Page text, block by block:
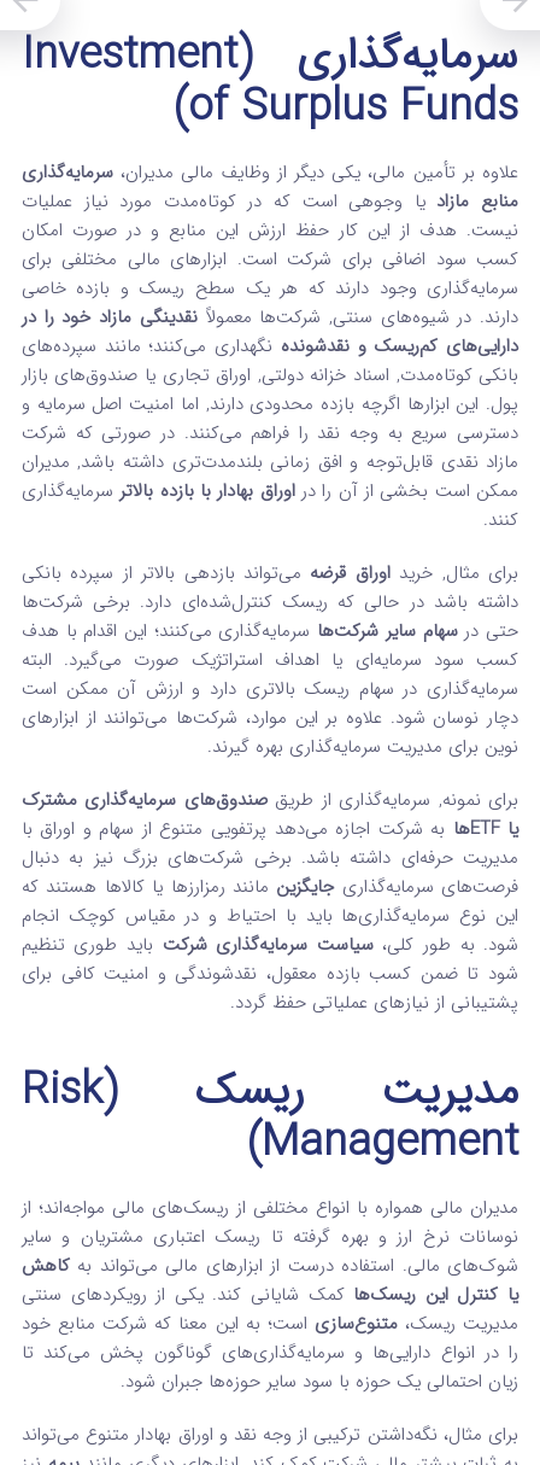
سرمایه‌گذاری (Investment
of Surplus Funds)
علاوه بر تأمین مالی، یکی دیگر از وظایف مالی مدیران،سرمایه‌گذاری
منابع مازاد یا وجوهی است که در کوتاه‌مدت مورد نیاز عملیات
نیست. هدف از این کار حفظ ارزش این منابع و در صورت امکان
کسب سود اضافی برای شرکت است. ابزارهای مالی مختلفی برای
سرمایه‌گذاری وجود دارند که هر یک سطح ریسک و بازده خاصی
دارند. در شیوه‌های سنتی, شرکت‌ها معمولاًنقدینگی مازاد خود را در
دارایی‌های کم‌ریسک و نقدشونده نگهداری می‌کنند؛ مانند سپرده‌های
بانکی کوتاه‌مدت, اسناد خزانه دولتی, اوراق تجاری یا صندوق‌های بازار
پول. این ابزارها اگرچه بازده محدودی دارند, اما امنیت اصل سرمایه و
دسترسی سریع به وجه نقد را فراهم می‌کنند. در صورتی که شرکت
مازاد نقدی قابل‌توجه و افق زمانی بلندمدت‌تری داشته باشد, مدیران
ممکن است بخشی از آن را دراوراق بهادار با بازده بالاترسرمایه‌گذاری
کنند.
برای مثال, خریداوراق قرضه می‌تواند بازدهی بالاتر از سپرده بانکی
داشته باشد در حالی که ریسک کنترل‌شده‌ای دارد. برخی شرکت‌ها
حتی درسهام سایر شرکت‌ها سرمایه‌گذاری می‌کنند؛ این اقدام با هدف
کسب سود سرمایه‌ای یا اهداف استراتژیک صورت می‌گیرد. البته
سرمایه‌گذاری در سهام ریسک بالاتری دارد و ارزش آن ممکن است
دچار نوسان شود. علاوه بر این موارد، شرکت‌ها می‌توانند از ابزارهای
نوین برای مدیریت سرمایه‌گذاری بهره گیرند.
برای نمونه, سرمایه‌گذاری از طریقصندوق‌های سرمایه‌گذاری مشترک
یا ETF‌ها
به شرکت اجازه می‌دهد پرتفویی متنوع از سهام و اوراق با
مدیریت حرفه‌ای داشته باشد. برخی شرکت‌های بزرگ نیز به دنبال
فرصت‌های سرمایه‌گذاریجایگزین مانند رمزارزها یا کالاها هستند که
این نوع سرمایه‌گذاری‌ها باید با احتیاط و در مقیاس کوچک انجام
شود. به طور کلی،سیاست سرمایه‌گذاری شرکت باید طوری تنظیم
شود تا ضمن کسب بازده معقول، نقدشوندگی و امنیت کافی برای
پشتیبانی از نیازهای عملیاتی حفظ گردد.
مدیریت ریسک (Risk
Management)
مدیران مالی همواره با انواع مختلفی از ریسک‌های مالی مواجه‌اند؛ از
نوسانات نرخ ارز و بهره گرفته تا ریسک اعتباری مشتریان و سایر
شوک‌های مالی. استفاده درست از ابزارهای مالی می‌تواند بهکاهش
یا کنترل این ریسک‌ها کمک شایانی کند. یکی از رویکردهای سنتی
مدیریت ریسک،متنوع‌سازی است؛ به این معنا که شرکت منابع خود
را در انواع دارایی‌ها و سرمایه‌گذاری‌های گوناگون پخش می‌کند تا
زیان احتمالی یک حوزه با سود سایر حوزه‌ها جبران شود.
برای مثال، نگه‌داشتن ترکیبی از وجه نقد و اوراق بهادار متنوع می‌تواند